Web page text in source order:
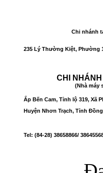
Chi nhánh
235 Lý Thường Kiệt, Phường
CHI
(Nhà máy
Ấp Bến Cam, Tỉnh lộ 319, Xã
Huyện Nhơn Trạch, Tỉnh
Tel: (84-28) 38658866/